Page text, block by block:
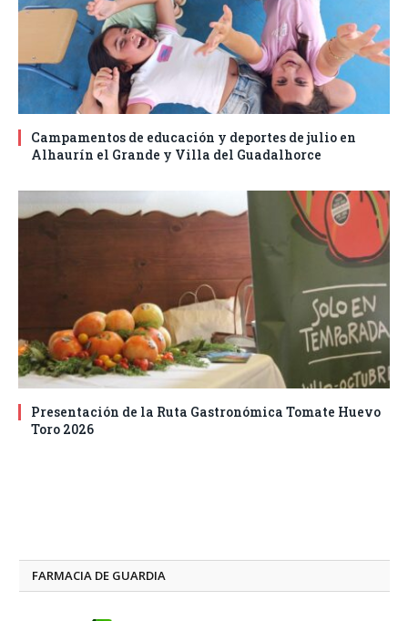
Campamentos de educación y deportes de julio en
Alhaurín el Grande y Villa del Guadalhorce
Presentación de la Ruta Gastronómica Tomate Huevo
Toro 2026
FARMACIA DE GUARDIA